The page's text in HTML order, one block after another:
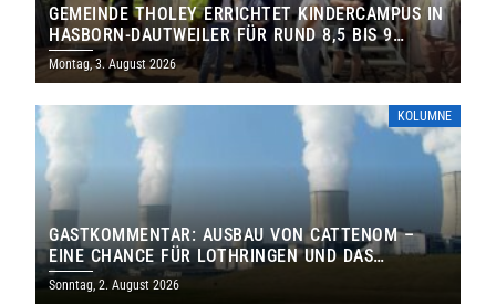
GEMEINDE THOLEY ERRICHTET KINDERCAMPUS IN
HASBORN-DAUTWEILER FÜR RUND 8,5 BIS 9
MILLIONEN EURO
Montag, 3. August 2026
KOLUMNE
GASTKOMMENTAR: AUSBAU VON CATTENOM –
EINE CHANCE FÜR LOTHRINGEN UND DAS
SAARLAND
Sonntag, 2. August 2026